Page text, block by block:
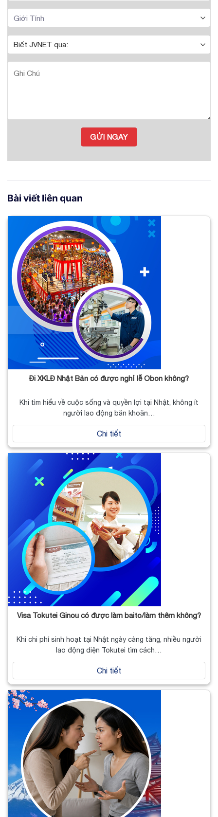
Bài viết liên quan
Đi XKLĐ Nhật Bản có được nghỉ lễ Obon không?
Khi tìm hiểu về cuộc sống và quyền lợi tại Nhật, không ít
người lao động băn khoăn…
Chi tiết
Visa Tokutei Ginou có được làm baito/làm thêm không?
Khi chi phí sinh hoạt tại Nhật ngày càng tăng, nhiều người
lao động diện Tokutei tìm cách…
Chi tiết